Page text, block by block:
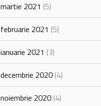
martie 2021 (5)
februarie 2021 (5)
ianuarie 2021 (3)
decembrie 2020 (4)
noiembrie 2020 (4)